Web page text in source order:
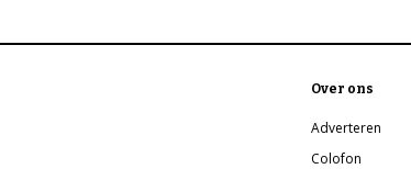
Over ons
Adverteren
Colofon